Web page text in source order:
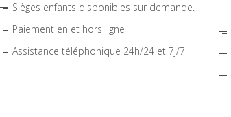
Sièges enfants disponibles sur demande.
Paiement en et hors ligne
Assistance téléphonique 24h/24 et 7j/7